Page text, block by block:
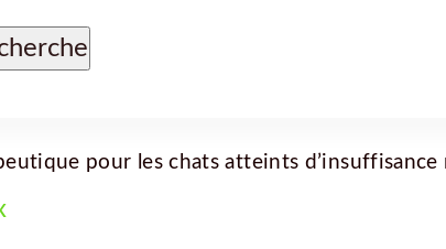
pour les chats atteints d’insuffisance